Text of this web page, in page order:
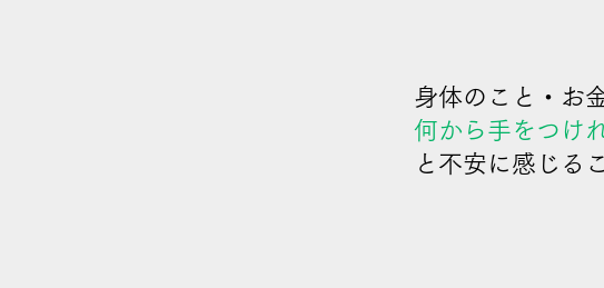
身体のこと・お
何から手をつけ
と不安に感じる